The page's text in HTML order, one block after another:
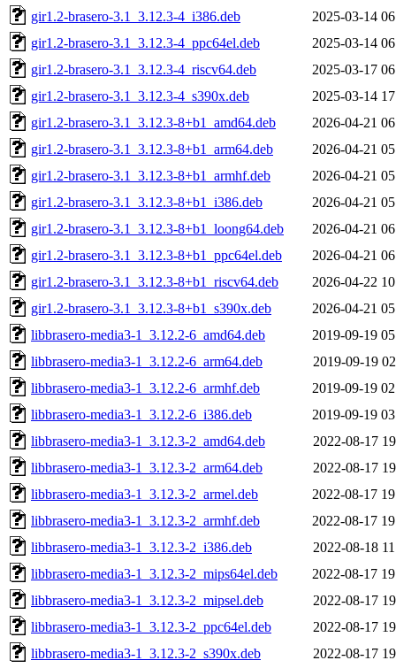
gir1.2-brasero-3.1_3.12.3-4_i386.deb
2025-03-14
gir1.2-brasero-3.1_3.12.3-4_ppc64el.deb
2025-03-14
gir1.2-brasero-3.1_3.12.3-4_riscv64.deb
2025-03-17
gir1.2-brasero-3.1_3.12.3-4_s390x.deb
2025-03-14
gir1.2-brasero-3.1_3.12.3-8+b1_amd64.deb
2026-04-21
gir1.2-brasero-3.1_3.12.3-8+b1_arm64.deb
2026-04-21
gir1.2-brasero-3.1_3.12.3-8+b1_armhf.deb
2026-04-21
gir1.2-brasero-3.1_3.12.3-8+b1_i386.deb
2026-04-21
gir1.2-brasero-3.1_3.12.3-8+b1_loong64.deb
2026-04-21
gir1.2-brasero-3.1_3.12.3-8+b1_ppc64el.deb
2026-04-21
gir1.2-brasero-3.1_3.12.3-8+b1_riscv64.deb
2026-04-22
gir1.2-brasero-3.1_3.12.3-8+b1_s390x.deb
2026-04-21
libbrasero-media3-1_3.12.2-6_amd64.deb
2019-09-19
libbrasero-media3-1_3.12.2-6_arm64.deb
2019-09-19
libbrasero-media3-1_3.12.2-6_armhf.deb
2019-09-19
libbrasero-media3-1_3.12.2-6_i386.deb
2019-09-19
libbrasero-media3-1_3.12.3-2_amd64.deb
2022-08-17
libbrasero-media3-1_3.12.3-2_arm64.deb
2022-08-17
libbrasero-media3-1_3.12.3-2_armel.deb
2022-08-17
libbrasero-media3-1_3.12.3-2_armhf.deb
2022-08-17
libbrasero-media3-1_3.12.3-2_i386.deb
2022-08-18
libbrasero-media3-1_3.12.3-2_mips64el.deb
2022-08-17
libbrasero-media3-1_3.12.3-2_mipsel.deb
2022-08-17
libbrasero-media3-1_3.12.3-2_ppc64el.deb
2022-08-17
libbrasero-media3-1_3.12.3-2_s390x.deb
2022-08-17